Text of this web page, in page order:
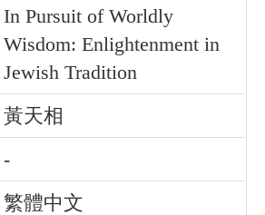
In Pursuit of Worldly
Wisdom: Enlightenment in
Jewish Tradition
黃天相
-
繁體中文